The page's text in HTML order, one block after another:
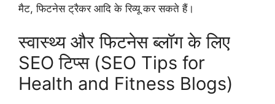
मैट, फिटनेस ट्रैकर आदि के रिव्यू कर सकते हैं।
स्वास्थ्य और फिटनेस ब्लॉग के लिए
SEO टिप्स (SEO Tips for
Health and Fitness Blogs)